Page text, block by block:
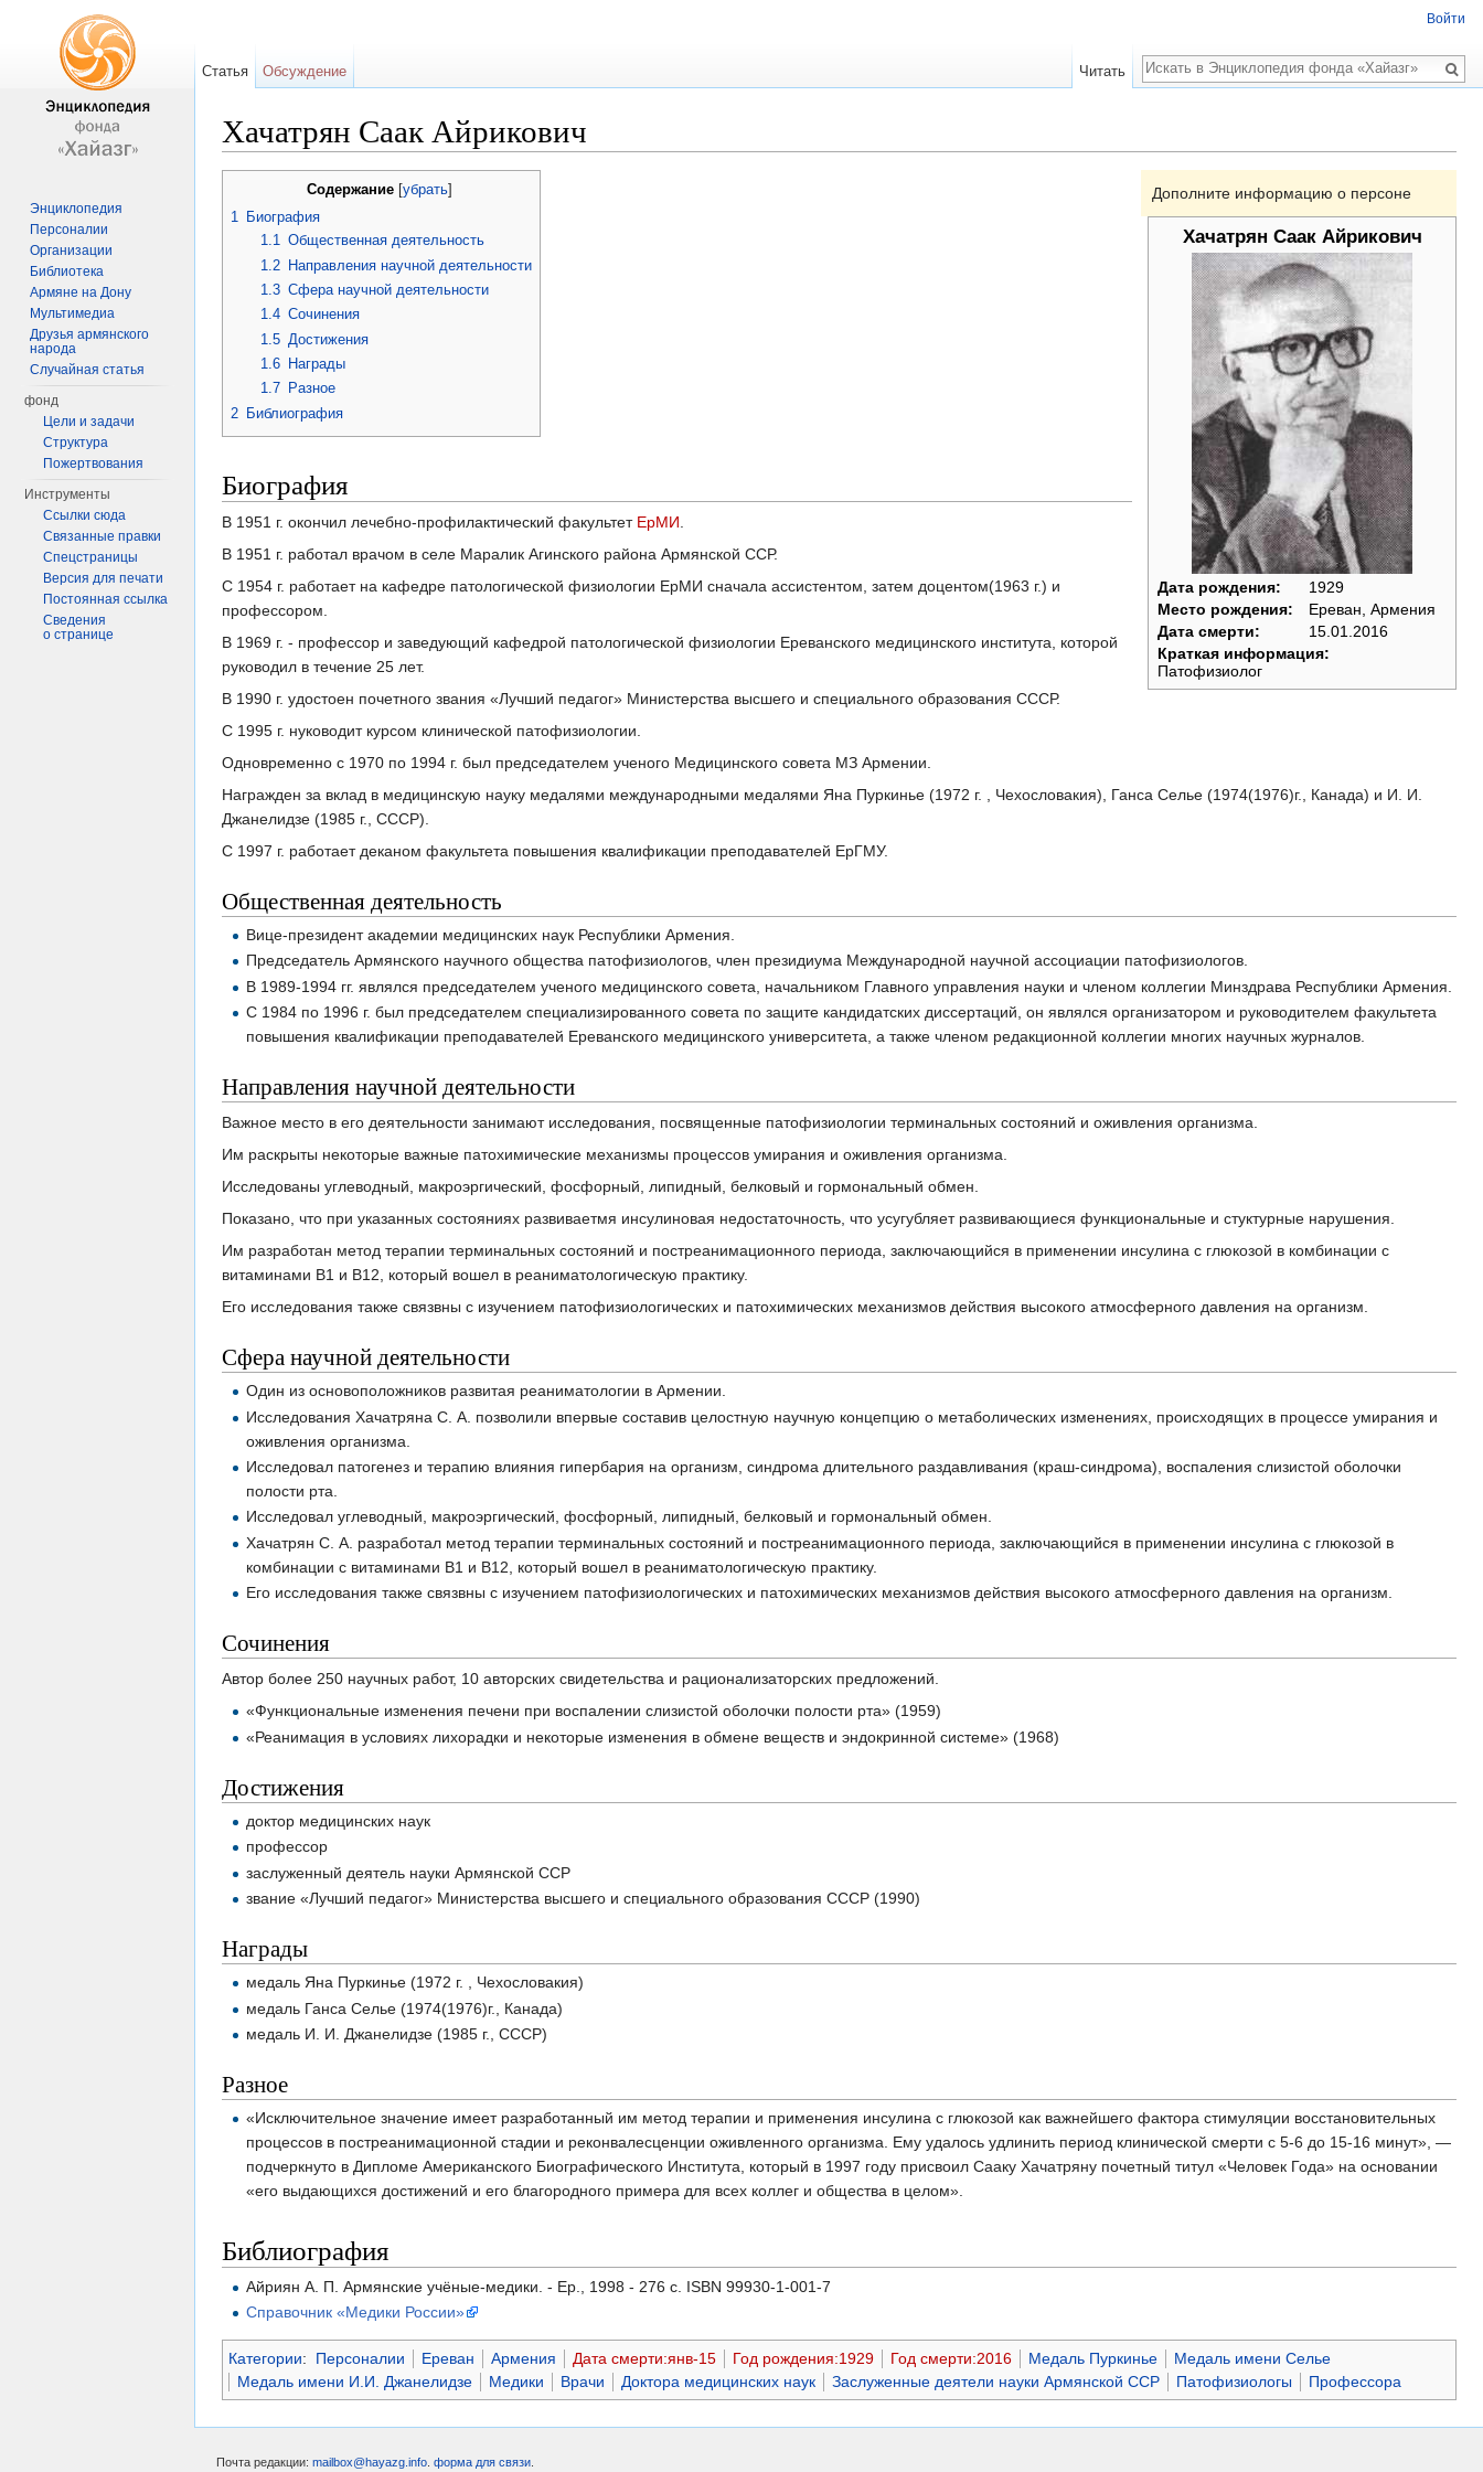
Хачатрян Саак Айрикович
Дополните информацию о персоне
Хачатрян Саак Айрикович
Дата рождения:
1929
Место рождения:
Ереван, Армения
Дата смерти:
15.01.2016
Краткая информация:
Патофизиолог
Содержание[ убрать]
1 Биография
1.1 Общественная деятельность
1.2
Направления научной деятельности
1.3 Сфера научной деятельности
1.4 Сочинения
1.5 Достижения
1.6
Награды
1.7
Разное
2 Библиография
Биография
В 1951 г. окончил лечебно-профилакти­ческий факультет ЕрМИ
В 1951 г. работал врачом в селе Маралик Агинского района Армянской ССР.
С 1954 г. работает на кафедре патоло­гической физиологии ЕрМИ сначала ассистентом, затем доцентом(1963 г.) и
профессором.
В 1969 г. - профессор и заведующий кафедрой патологической физиологии Ереванского медицинского института, которой
руководил в течение 25 лет.
В 1990 г. удостоен почетного звания «Лучший педагог» Министерства высшего и специального образования СССР.
С 1995 г. нуководит курсом клинической патофизиологии.
Одновременно с 1970 по 1994 г. был председателем ученого Медицинского совета МЗ Армении.
Награжден за вклад в медицинскую науку медалями международными медалями Яна Пуркинье (1972 г. , Чехословакия), Ганса Селье (1974(1976)г., Канада) и И. И.
Джанелидзе (1985 г., СССР).
С 1997 г. работает деканом факультета повышения квали­фикации преподавателей ЕрГМУ.
Общественная деятельность
Вице-президент академии медицинских наук Республики Армения.
Председатель Армянского научного общества патофизиологов, член президиума Международной научной ассоциации патофизиологов.
В 1989-1994 гг. являлся председателем ученого медицинского совета, начальником Главного управления науки и членом коллегии Минздрава Республики Армения.
С 1984 по 1996 г. был председателем специализированного совета по защите кандидатских диссертаций, он являлся организатором и руководителем факультета
повышения квалификации преподавателей Ереванского медицинского университета, а также членом редакционной коллегии многих научных журналов.
Направления научной деятельности
Важное место в его деятельности занимают исследования, посвященные патофизиологии терминальных состояний и оживления организма.
Им раскрыты некоторые важные патохимические механизмы процессов умирания и оживления организма.
Исследованы углеводный, макроэргический, фосфорный, липидный, белковый и гормональный обмен.
Показано, что при указанных состояниях развиваетмя инсулиновая недостаточность, что усугубляет развивающиеся функциональные и стуктурные нарушения.
Им разработан метод терапии терминальных состояний и постреанимационного периода, заключающийся в применении инсулина с глюкозой в комбинации с
витаминами B1 и B12, который вошел в реаниматологическую практику.
Его исследования также связвны с изучением патофизиологических и патохимических механизмов действия высокого атмосферного давления на организм.
Сфера научной деятельности
Один из основоположников раз­витая реаниматологии в Армении.
Исследования Хачатряна С. А. позволили впер­вые составив целостную научную концепцию о метаболических изменениях, происходящих в процессе умирания и
оживления организма.
Исследовал патогенез и терапию влияния гипербария на организм, синдрома длительного раздавливания (краш-синдрома), воспаления слизистой оболочки
полости рта.
Исследовал углеводный, макроэргический, фосфорный, липидный, белковый и гормональный обмен.
Хачатрян С. А. разработал метод терапии терминальных состояний и постреанимационного периода, заключающийся в применении инсулина с глюкозой в
комбинации с витаминами B1 и B12, который вошел в реаниматологическую практику.
Его исследования также связвны с изучением патофизиологических и патохимических механизмов действия высокого атмосферного давления на организм.
Сочинения
Автор более 250 научных работ, 10 авторских свидетельства и рационализаторских предложений.
«Функциональные изменения печени при воспалении слизистой оболочки полости рта» (1959)
«Реанимация в условиях лихорадки и некоторые изменения в обмене веществ и эндокринной системе» (1968)
Достижения
доктор медицинских наук
профессор
заслуженный деятель науки Армянской ССР
звание «Лучший педагог» Министерства высшего и специального образования СССР (1990)
Награды
медаль Яна Пуркинье (1972 г. , Чехословакия)
медаль Ганса Селье (1974(1976)г., Канада)
медаль И. И. Джанелидзе (1985 г., СССР)
Разное
«Исключительное значение имеет разработанный им метод терапии и применения инсулина с глюкозой как важнейшего фактора стимуляции восстановительных
процессов в постреанимационной стадии и реконвалесценции оживленного организма. Ему удалось удлинить период клинической смерти с 5-6 до 15-16 минут», —
подчеркнуто в Дипломе Американского Биографического Института, который в 1997 году присвоил Сааку Хачатряну почетный титул «Человек Года» на основании
«его выдающихся достижений и его благородного примера для всех коллег и общества в целом».
Библиография
Айриян А. П. Армянские учёные-медики. - Ер., 1998 - 276 с. ISBN 99930-1-001-7
Справочник «Медики России»
Категории: Персоналии Ереван Армения Дата смерти:янв-15 Год рождения:1929 Год смерти:2016 Медаль Пуркинье
Медаль имени Селье
Медаль имени И.И. Джанелидзе
Медики Врачи Доктора медицинских наук Заслуженные деятели науки Армянской ССР Патофизиологы Профессора
Войти
Статья Обсуждение Читать
Поиск
Энциклопедия
Персоналии
Организации
Библиотека
Армяне на Дону
Мультимедиа
Друзья армянского
народа
Случайная статья
фонд
Цели и задачи
Структура
Пожертвования
Инструменты
Ссылки сюда
Связанные правки
Спецстраницы
Версия для печати
Постоянная ссылка
Сведения
о странице
Почта редакции: mailbox@hayazg.info форма для связи